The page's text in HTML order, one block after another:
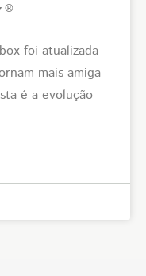
®
foi atualizada
mais amiga
é a evolução